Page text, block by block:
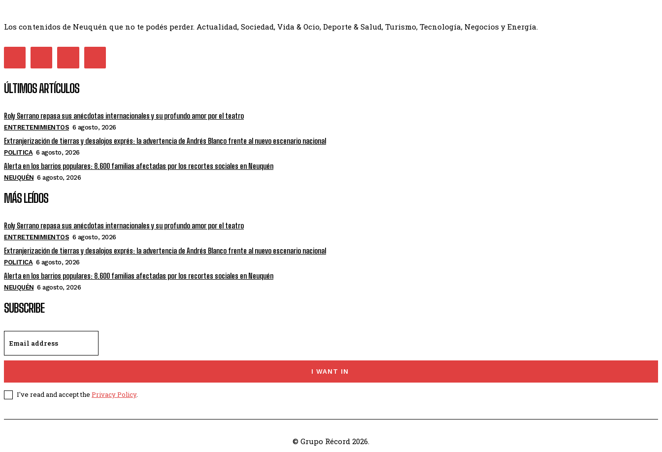
Los contenidos de Neuquén que no te podés perder. Actualidad, Sociedad, Vida & Ocio, Deporte & Salud, Turismo, Tecnología, Negocios y Energía.
ÚLTIMOS ARTÍCULOS
Roly Serrano repasa sus anécdotas internacionales y su profundo amor por el teatro
ENTRETENIMIENTOS 6 agosto, 2026
Extranjerización de tierras y desalojos exprés: la advertencia de Andrés Blanco frente al nuevo escenario nacional
POLITICA 6 agosto, 2026
Alerta en los barrios populares: 8.600 familias afectadas por los recortes sociales en Neuquén
NEUQUÉN 6 agosto, 2026
MÁS LEÍDOS
Roly Serrano repasa sus anécdotas internacionales y su profundo amor por el teatro
ENTRETENIMIENTOS 6 agosto, 2026
Extranjerización de tierras y desalojos exprés: la advertencia de Andrés Blanco frente al nuevo escenario nacional
POLITICA 6 agosto, 2026
Alerta en los barrios populares: 8.600 familias afectadas por los recortes sociales en Neuquén
NEUQUÉN 6 agosto, 2026
SUBSCRIBE
I WANT IN
I've read and accept the Privacy Policy.
© Grupo Récord 2026.